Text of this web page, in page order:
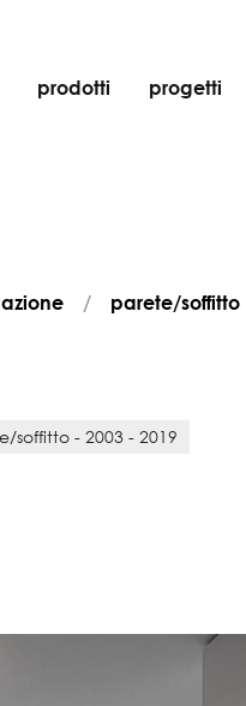
prodotti
pavimento
progetti
parete/soffitto
- 2003 - 2019